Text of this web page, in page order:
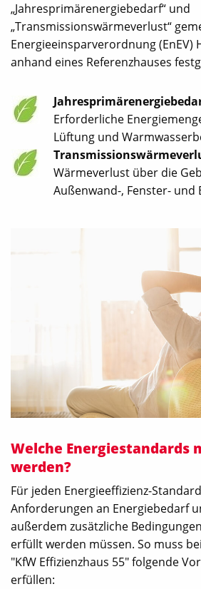
„Jahresprimärenergiebedarf“ und
„Transmissionswärmeverlust“
Energieeinsparverordnung (EnEV)
anhand eines Referenzhauses
Erforderliche
Lüftung und
Wärmeverlust über die
Außenwand-, Fenster- und
Welche Energiestandards
werden?
Für jeden Energieeffizienz-
Anforderungen an Energiebedarf
außerdem zusätzliche
erfüllt werden müssen. So muss
"KfW Effizienzhaus 55" folgende
erfüllen: